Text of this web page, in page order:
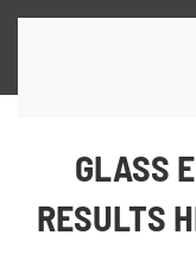
GLASS
RESULTS